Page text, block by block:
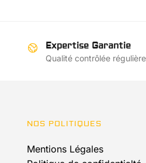
Expertise Garantie
Qualité contrôlée
NOS POLITIQUES
Mentions Légales